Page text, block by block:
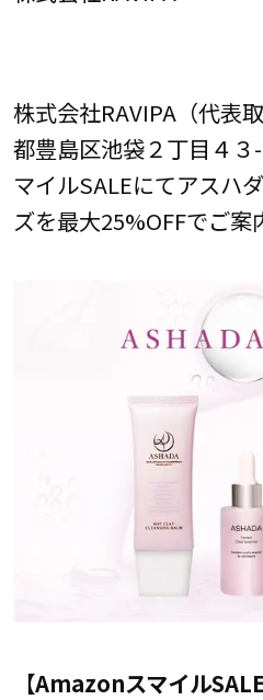
株式会社RAVIPA（代表
都豊島区池袋２丁目４
マイルSALEにてアスハ
ズを最大25%OFFでご案
【Amazonスマイル